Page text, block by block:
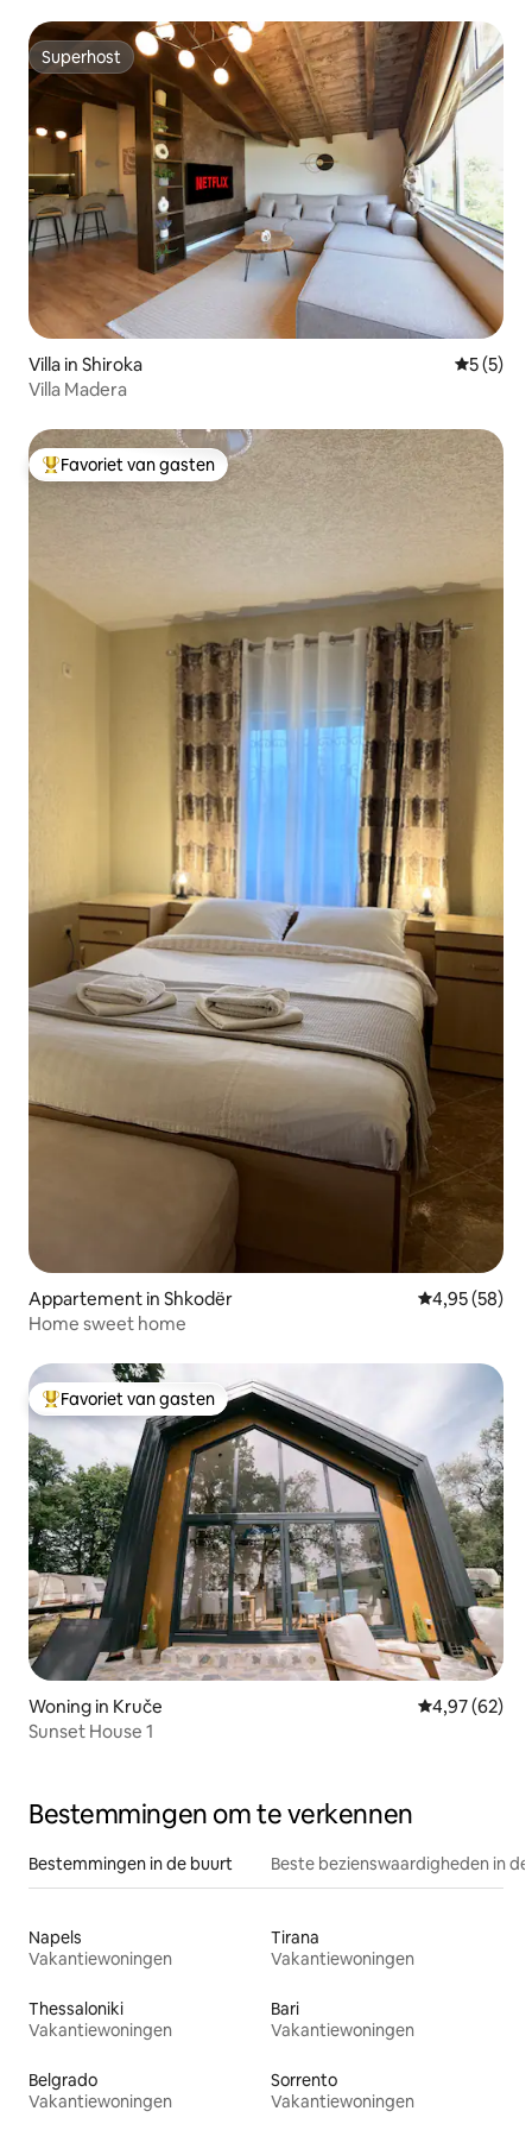
Superhost
Superhost
Villa in Shiroka
5 (5)
Villa Madera
Topfavoriet van gasten
Favoriet van gasten
Appartement in Shkodër Gemiddelde
4,95 (58)
Home sweet home
Topfavoriet van gasten
Favoriet van gasten
Woning in Kruče Gemiddelde
4,97 (62)
Sunset House 1
Bestemmingen om te verkennen
Bestemmingen in de buurt Beste bezienswaardigheden in
Napels
Vakantiewoningen
Tirana
Vakantiewoningen
Thessaloniki
Vakantiewoningen
Bari
Vakantiewoningen
Belgrado
Vakantiewoningen
Sorrento
Vakantiewoningen